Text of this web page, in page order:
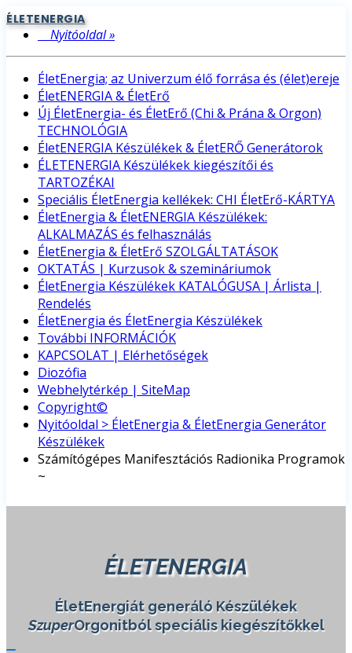
ÉLETENERGIA
Nyitóoldal »
ÉletEnergia; az Univerzum élő forrása és (élet)ereje
ÉletENERGIA & ÉletErő
Új ÉletEnergia- és ÉletErő (Chi & Prána & Orgon)
TECHNOLÓGIA
ÉletENERGIA Készülékek & ÉletERŐ Generátorok
ÉLETENERGIA Készülékek kiegészítői és
TARTOZÉKAI
Speciális ÉletEnergia kellékek: CHI ÉletErő-KÁRTYA
ÉletEnergia & ÉletENERGIA Készülékek:
ALKALMAZÁS és felhasználás
ÉletEnergia & ÉletErő SZOLGÁLTATÁSOK
OKTATÁS | Kurzusok & szemináriumok
ÉletEnergia Készülékek KATALÓGUSA | Árlista |
Rendelés
ÉletEnergia és ÉletEnergia Készülékek
További INFORMÁCIÓK
KAPCSOLAT | Elérhetőségek
Diozófia
Webhelytérkép | SiteMap
Copyright©
Nyitóoldal > ÉletEnergia & ÉletEnergia Generátor
Készülékek
Számítógépes Manifesztációs Radionika Programok
~
ÉLETENERGIA
ÉletEnergiát generáló Készülékek
SzuperOrgonitból speciális kiegészítőkkel